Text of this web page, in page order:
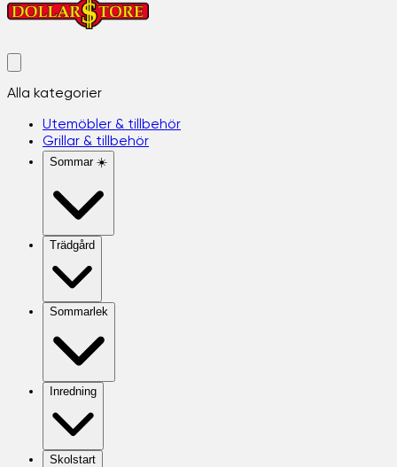
Alla kategorier
Utemöbler & tillbehör
Grillar & tillbehör
Sommar ☀️
Trädgård
Sommarlek
Inredning
Skolstart